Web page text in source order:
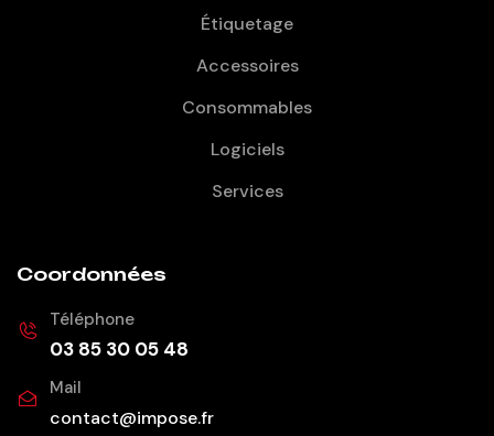
Étiquetage
Accessoires
Consommables
Logiciels
Services
Coordonnées
Téléphone
03 85 30 05 48
Mail
contact@impose.fr